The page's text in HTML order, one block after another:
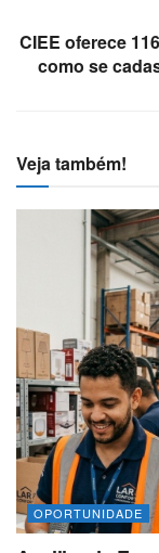
CIEE oferece
como se
Veja também!
OPORTUNIDADE